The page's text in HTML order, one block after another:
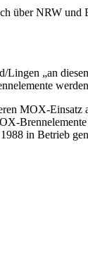
über NRW
„an
MOX-
in Betrieb